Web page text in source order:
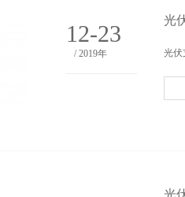
12-23
/ 2019年
光
光伏
光